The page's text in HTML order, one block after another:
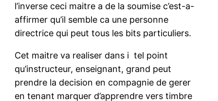
l’inverse ceci maitre a de la soumise c’est-a-
affirmer qu’il semble ca une personne
directrice qui peut tous les bits particuliers.
Cet maitre va realiser dans i tel point
qu’instructeur, enseignant, grand peut
prendre la decision en compagnie de gerer
en tenant marquer d’apprendre vers timbre